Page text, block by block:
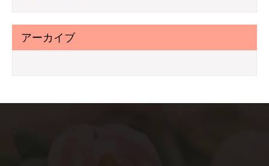
アーカイブ